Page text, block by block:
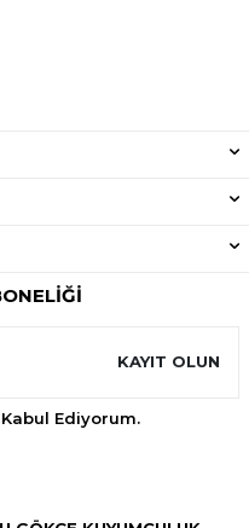
KAYIT OLUN
Ediyorum.